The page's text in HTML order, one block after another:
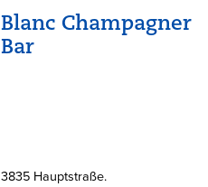
Blanc Champagner
Bar
3835 Hauptstraße.